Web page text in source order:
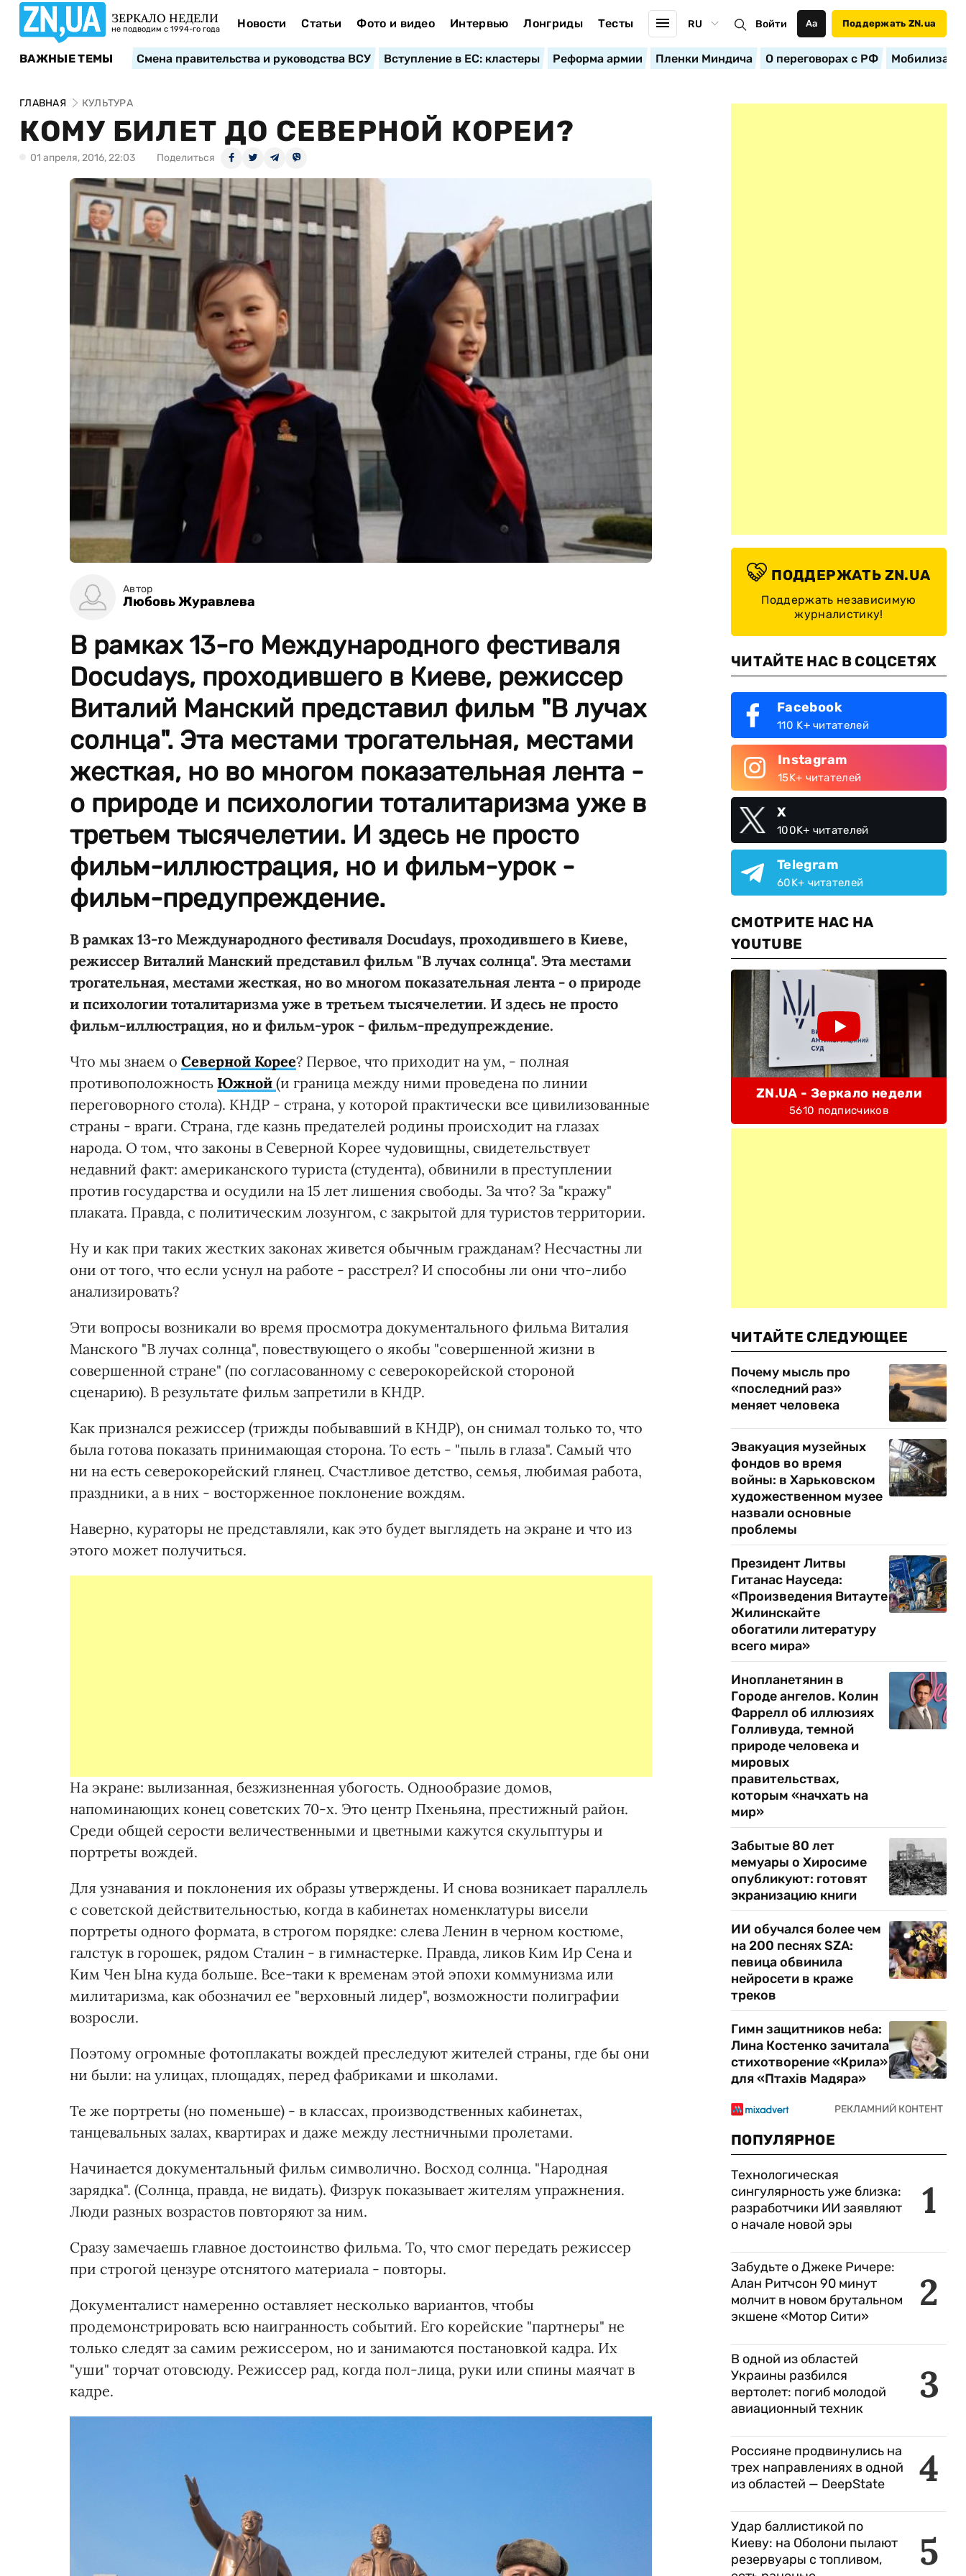
ЗЕРКАЛО НЕДЕЛИ
не подводим с 1994-го года Новости Статьи Фото и видео Интервью Лонгриды Тесты RU Войти Аа Поддержать ZN.ua
ВАЖНЫЕ ТЕМЫ Смена правительства и руководства ВСУ Вступление в ЕС: кластеры Реформа армии Пленки Миндича О переговорах с РФ
ГЛАВНАЯ КУЛЬТУРА
КОМУ БИЛЕТ ДО СЕВЕРНОЙ КОРЕИ?
01 апреля, 2016, 22:03 Поделиться
Автор
Любовь Журавлева
В рамках 13-го Международного фестиваля
Docudays, проходившего в Киеве, режиссер
Виталий Манский представил фильм "В лучах
солнца". Эта местами трогательная, местами
жесткая, но во многом показательная лента -
о природе и психологии тоталитаризма уже в
третьем тысячелетии. И здесь не просто
фильм-иллюстрация, но и фильм-урок -
фильм-предупреждение.
В рамках 13-го Международного фестиваля Docudays, проходившего в Киеве,
режиссер Виталий Манский представил фильм "В лучах солнца". Эта местами
трогательная, местами жесткая, но во многом показательная лента - о природе
и психологии тоталитаризма уже в третьем тысячелетии. И здесь не просто
фильм-иллюстрация, но и фильм-урок - фильм-предупреждение.
Что мы знаем о Северной Корее? Первое, что приходит на ум, - полная
противоположность Южной (и граница между ними проведена по линии
переговорного стола). КНДР - страна, у которой практически все цивилизованные
страны - враги. Страна, где казнь предателей родины происходит на глазах
народа. О том, что законы в Северной Корее чудовищны, свидетельствует
недавний факт: американского туриста (студента), обвинили в преступлении
против государства и осудили на 15 лет лишения свободы. За что? За "кражу"
плаката. Правда, с политическим лозунгом, с закрытой для туристов территории.
Ну и как при таких жестких законах живется обычным гражданам? Несчастны ли
они от того, что если уснул на работе - расстрел? И способны ли они что-либо
анализировать?
Эти вопросы возникали во время просмотра документального фильма Виталия
Манского "В лучах солнца", повествующего о якобы "совершенной жизни в
совершенной стране" (по согласованному с северокорейской стороной
сценарию). В результате фильм запретили в КНДР.
Как признался режиссер (трижды побывавший в КНДР), он снимал только то, что
была готова показать принимающая сторона. То есть - "пыль в глаза". Самый что
ни на есть северокорейский глянец. Счастливое детство, семья, любимая работа,
праздники, а в них - восторженное поклонение вождям.
Наверно, кураторы не представляли, как это будет выглядеть на экране и что из
этого может получиться.
На экране: вылизанная, безжизненная убогость. Однообразие домов,
напоминающих конец советских 70-х. Это центр Пхеньяна, престижный район.
Среди общей серости величественными и цветными кажутся скульптуры и
портреты вождей.
Для узнавания и поклонения их образы утверждены. И снова возникает параллель
с советской действительностью, когда в кабинетах номенклатуры висели
портреты одного формата, в строгом порядке: слева Ленин в черном костюме,
галстук в горошек, рядом Сталин - в гимнастерке. Правда, ликов Ким Ир Сена и
Ким Чен Ына куда больше. Все-таки к временам этой эпохи коммунизма или
милитаризма, как обозначил ее "верховный лидер", возможности полиграфии
возросли.
Поэтому огромные фотоплакаты вождей преследуют жителей страны, где бы они
ни были: на улицах, площадях, перед фабриками и школами.
Те же портреты (но поменьше) - в классах, производственных кабинетах,
танцевальных залах, квартирах и даже между лестничными пролетами.
Начинается документальный фильм символично. Восход солнца. "Народная
зарядка". (Солнца, правда, не видать). Физрук показывает жителям упражнения.
Люди разных возрастов повторяют за ним.
Сразу замечаешь главное достоинство фильма. То, что смог передать режиссер
при строгой цензуре отснятого материала - повторы.
Документалист намеренно оставляет несколько вариантов, чтобы
продемонстрировать всю наигранность событий. Его корейские "партнеры" не
только следят за самим режиссером, но и занимаются постановкой кадра. Их
"уши" торчат отовсюду. Режиссер рад, когда пол-лица, руки или спины маячат в
кадре.
ПОДДЕРЖАТЬ ZN.UA
Поддержать независимую
журналистику!
ЧИТАЙТЕ НАС В СОЦСЕТЯХ
Facebook
110 K+ читателей
Instagram
15K+ читателей
X
100K+ читателей
Telegram
60K+ читателей
СМОТРИТЕ НАС НА
YOUTUBE
ZN.UA - Зеркало недели
5610 подписчиков
ЧИТАЙТЕ СЛЕДУЮЩЕЕ
Почему мысль про
«последний раз»
меняет человека
Эвакуация музейных
фондов во время
войны: в Харьковском
художественном музее
назвали основные
проблемы
Президент Литвы
Гитанас Науседа:
«Произведения Витауте
Жилинскайте
обогатили литературу
всего мира»
Инопланетянин в
Городе ангелов. Колин
Фаррелл об иллюзиях
Голливуда, темной
природе человека и
мировых
правительствах,
которым «начхать на
мир»
Забытые 80 лет
мемуары о Хиросиме
опубликуют: готовят
экранизацию книги
ИИ обучался более чем
на 200 песнях SZA:
певица обвинила
нейросети в краже
треков
Гимн защитников неба:
Лина Костенко зачитала
стихотворение «Крила»
для «Птахів Мадяра»
ПОПУЛЯРНОЕ
1
Технологическая
сингулярность уже близка:
разработчики ИИ заявляют
о начале новой эры
2
Забудьте о Джеке Ричере:
Алан Ритчсон 90 минут
молчит в новом брутальном
экшене «Мотор Сити»
3
В одной из областей
Украины разбился
вертолет: погиб молодой
авиационный техник
4
Россияне продвинулись на
трех направлениях в одной
из областей — DeepState
5
Удар баллистикой по
Киеву: на Оболони пылают
резервуары с топливом,